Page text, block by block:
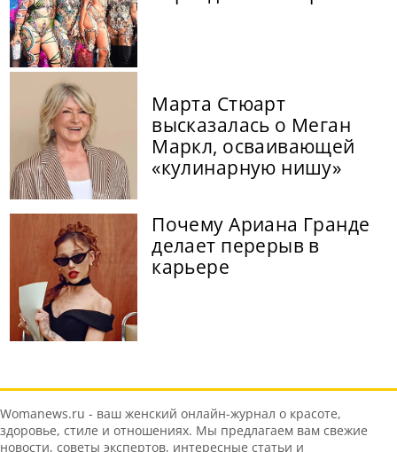
Марта Стюарт
высказалась о Меган
Маркл, осваивающей
«кулинарную нишу»
Почему Ариана Гранде
делает перерыв в
карьере
Womanews.ru - ваш женский онлайн-журнал о красоте,
здоровье, стиле и отношениях. Мы предлагаем вам свежие
новости, советы экспертов, интересные статьи и